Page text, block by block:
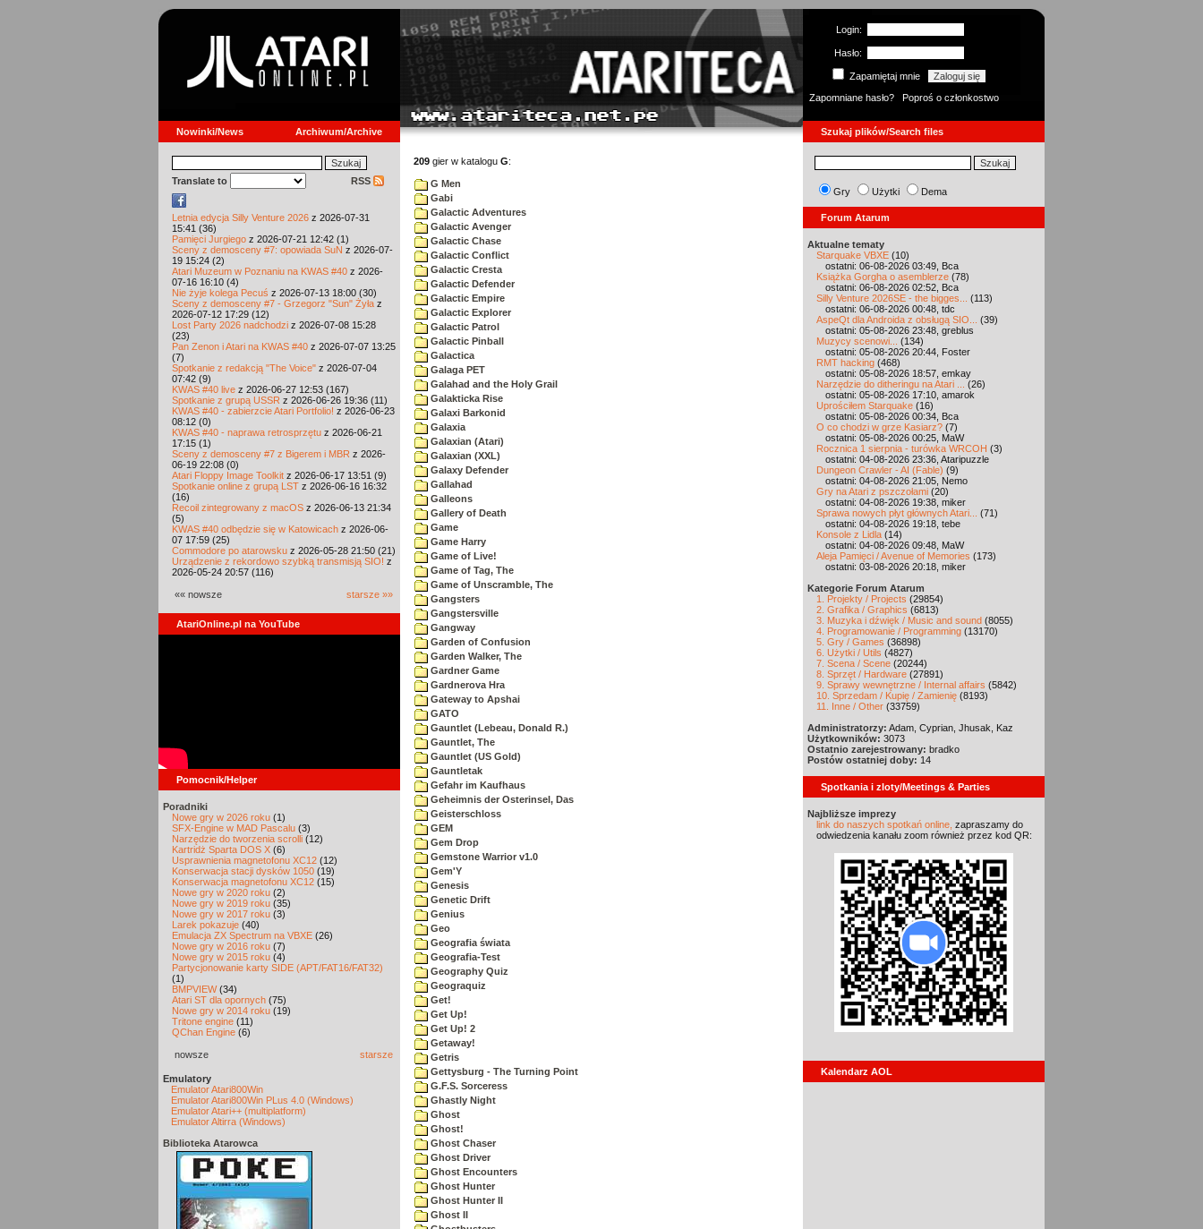
Login:
Hasło:
Zapamiętaj mnie
Zapomniane hasło?
Poproś o członkostwo
Nowinki/News Archiwum/Archive Szukaj plików/Search files
Translate to RSS
Letnia edycja Silly Venture 2026 z 2026-07-31
15:41 (36)
Pamięci Jurgiego z 2026-07-21 12:42 (1)
Sceny z demosceny #7: opowiada SuN z 2026-07-
19 15:24 (2)
Atari Muzeum w Poznaniu na KWAS #40 z 2026-
07-16 16:10 (4)
Nie żyje kolega Pecuś z 2026-07-13 18:00 (30)
Sceny z demosceny #7 - Grzegorz "Sun" Żyła z
2026-07-12 17:29 (12)
Lost Party 2026 nadchodzi z 2026-07-08 15:28
(23)
Pan Zenon i Atari na KWAS #40 z 2026-07-07 13:25
(7)
Spotkanie z redakcją "The Voice" z 2026-07-04
07:42 (9)
KWAS #40 live z 2026-06-27 12:53 (167)
Spotkanie z grupą USSR z 2026-06-26 19:36 (11)
KWAS #40 - zabierzcie Atari Portfolio! z 2026-06-23
08:12 (0)
KWAS #40 - naprawa retrosprzętu z 2026-06-21
17:15 (1)
Sceny z demosceny #7 z Bigerem i MBR z 2026-
06-19 22:08 (0)
Atari Floppy Image Toolkit z 2026-06-17 13:51 (9)
Spotkanie online z grupą LST z 2026-06-16 16:32
(16)
Recoil zintegrowany z macOS z 2026-06-13 21:34
(5)
KWAS #40 odbędzie się w Katowicach z 2026-06-
07 17:59 (25)
Commodore po atarowsku z 2026-05-28 21:50 (21)
Urządzenie z rekordowo szybką transmisją SIO! z
2026-05-24 20:57 (116)
«« nowsze starsze »»
AtariOnline.pl na YouTube
Pomocnik/Helper
Poradniki
Nowe gry w 2026 roku (1)
SFX-Engine w MAD Pascalu (3)
Narzędzie do tworzenia scrolli (12)
Kartridż Sparta DOS X (6)
Usprawnienia magnetofonu XC12 (12)
Konserwacja stacji dysków 1050 (19)
Konserwacja magnetofonu XC12 (15)
Nowe gry w 2020 roku (2)
Nowe gry w 2019 roku (35)
Nowe gry w 2017 roku (3)
Larek pokazuje (40)
Emulacja ZX Spectrum na VBXE (26)
Nowe gry w 2016 roku (7)
Nowe gry w 2015 roku (4)
Partycjonowanie karty SIDE (APT/FAT16/FAT32)
(1)
BMPVIEW(34)
Atari ST dla opornych (75)
Nowe gry w 2014 roku (19)
Tritone engine (11)
QChan Engine (6)
nowsze starsze
Emulatory
Emulator Atari800Win
Emulator Atari800Win PLus 4.0 (Windows)
Emulator Atari++ (multiplatform)
Emulator Altirra (Windows)
Biblioteka Atarowca
209 gier w katalogu G:
G Men
Gabi
Galactic Adventures
Galactic Avenger
Galactic Chase
Galactic Conflict
Galactic Cresta
Galactic Defender
Galactic Empire
Galactic Explorer
Galactic Patrol
Galactic Pinball
Galactica
Galaga PET
Galahad and the Holy Grail
Galakticka Rise
Galaxi Barkonid
Galaxia
Galaxian (Atari)
Galaxian (XXL)
Galaxy Defender
Gallahad
Galleons
Gallery of Death
Game
Game Harry
Game of Live!
Game of Tag, The
Game of Unscramble, The
Gangsters
Gangstersville
Gangway
Garden of Confusion
Garden Walker, The
Gardner Game
Gardnerova Hra
Gateway to Apshai
GATO
Gauntlet (Lebeau, Donald R.)
Gauntlet, The
Gauntlet (US Gold)
Gauntletak
Gefahr im Kaufhaus
Geheimnis der Osterinsel, Das
Geisterschloss
GEM
Gem Drop
Gemstone Warrior v1.0
Gem'Y
Genesis
Genetic Drift
Genius
Geo
Geografia świata
Geografia-Test
Geography Quiz
Geograquiz
Get!
Get Up!
Get Up! 2
Getaway!
Getris
Gettysburg - The Turning Point
G.F.S. Sorceress
Ghastly Night
Ghost
Ghost!
Ghost Chaser
Ghost Driver
Ghost Encounters
Ghost Hunter
Ghost Hunter II
Ghost II
Gry Użytki Dema
Forum Atarum
Aktualne tematy
Starquake VBXE (10)
ostatni: 06-08-2026 03:49, Bca
Książka Gorgha o asemblerze (78)
ostatni: 06-08-2026 02:52, Bca
Silly Venture 2026SE - the bigges...
(113)
ostatni: 06-08-2026 00:48, tdc
AspeQt dla Androida z obsługą SIO...
(39)
ostatni: 05-08-2026 23:48, greblus
Muzycy scenowi...
(134)
ostatni: 05-08-2026 20:44, Foster
RMT hacking (468)
ostatni: 05-08-2026 18:57, emkay
Narzędzie do ditheringu na Atari ...
(26)
ostatni: 05-08-2026 17:10, amarok
Uprościłem Starquake (16)
ostatni: 05-08-2026 00:34, Bca
O co chodzi w grze Kasiarz? (7)
ostatni: 05-08-2026 00:25, MaW
Rocznica 1 sierpnia - turówka WRCOH (3)
ostatni: 04-08-2026 23:36, Ataripuzzle
Dungeon Crawler - AI (Fable) (9)
ostatni: 04-08-2026 21:05, Nemo
Gry na Atari z pszczołami (20)
ostatni: 04-08-2026 19:38, miker
Sprawa nowych płyt głównych Atari...
(71)
ostatni: 04-08-2026 19:18, tebe
Konsole z Lidla (14)
ostatni: 04-08-2026 09:48, MaW
Aleja Pamięci / Avenue of Memories (173)
ostatni: 03-08-2026 20:18, miker
Kategorie Forum Atarum
1. Projekty / Projects (29854)
2. Grafika / Graphics (6813)
3. Muzyka i dźwięk / Music and sound (8055)
4. Programowanie / Programming (13170)
5. Gry / Games (36898)
6. Użytki / Utils (4827)
7. Scena / Scene (20244)
8. Sprzęt / Hardware (27891)
9. Sprawy wewnętrzne / Internal affairs (5842)
10. Sprzedam / Kupię / Zamienię (8193)
11. Inne / Other (33759)
Administratorzy: Adam, Cyprian, Jhusak, Kaz
Użytkowników: 3073
Ostatnio zarejestrowany: bradko
Postów ostatniej doby: 14
Spotkania i zloty/Meetings & Parties
Najbliższe imprezy
link do naszych spotkań online, zapraszamy do
odwiedzenia kanału zoom również przez kod QR:
Kalendarz AOL